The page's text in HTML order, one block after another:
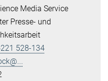
Media Service
Presse- und
528-134